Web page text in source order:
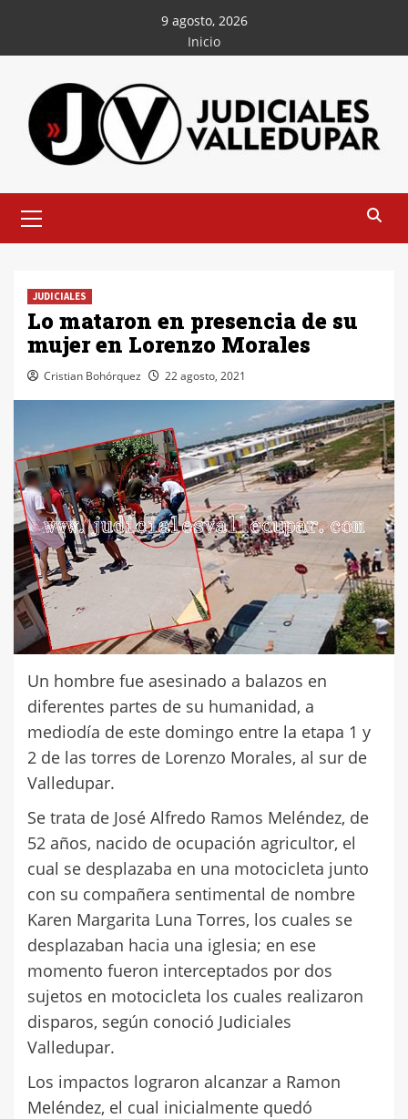
contenido
9 agosto, 2026
Inicio
principal
JUDICIALES
Lo mataron en presencia de su
mujer en Lorenzo Morales
Cristian Bohórquez 22 agosto, 2021
Un hombre fue asesinado a balazos en
diferentes partes de su humanidad, a
mediodía de este domingo entre la etapa 1 y
2 de las torres de Lorenzo Morales, al sur de
Valledupar.
Se trata de José Alfredo Ramos Meléndez, de
52 años, nacido de ocupación agricultor, el
cual se desplazaba en una motocicleta junto
con su compañera sentimental de nombre
Karen Margarita Luna Torres, los cuales se
desplazaban hacia una iglesia; en ese
momento fueron interceptados por dos
sujetos en motocicleta los cuales realizaron
disparos, según conoció Judiciales
Valledupar.
Los impactos lograron alcanzar a Ramon
Meléndez, el cual inicialmente quedó